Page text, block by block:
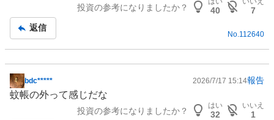
投資の参考になりましたか？ 40
7
返信
No. 112640
掲
示
bdc***** 2026/7/17 15:14報告
蚊帳の外って感じだな
投資の参考になりましたか？
はい
32
いいえ
1